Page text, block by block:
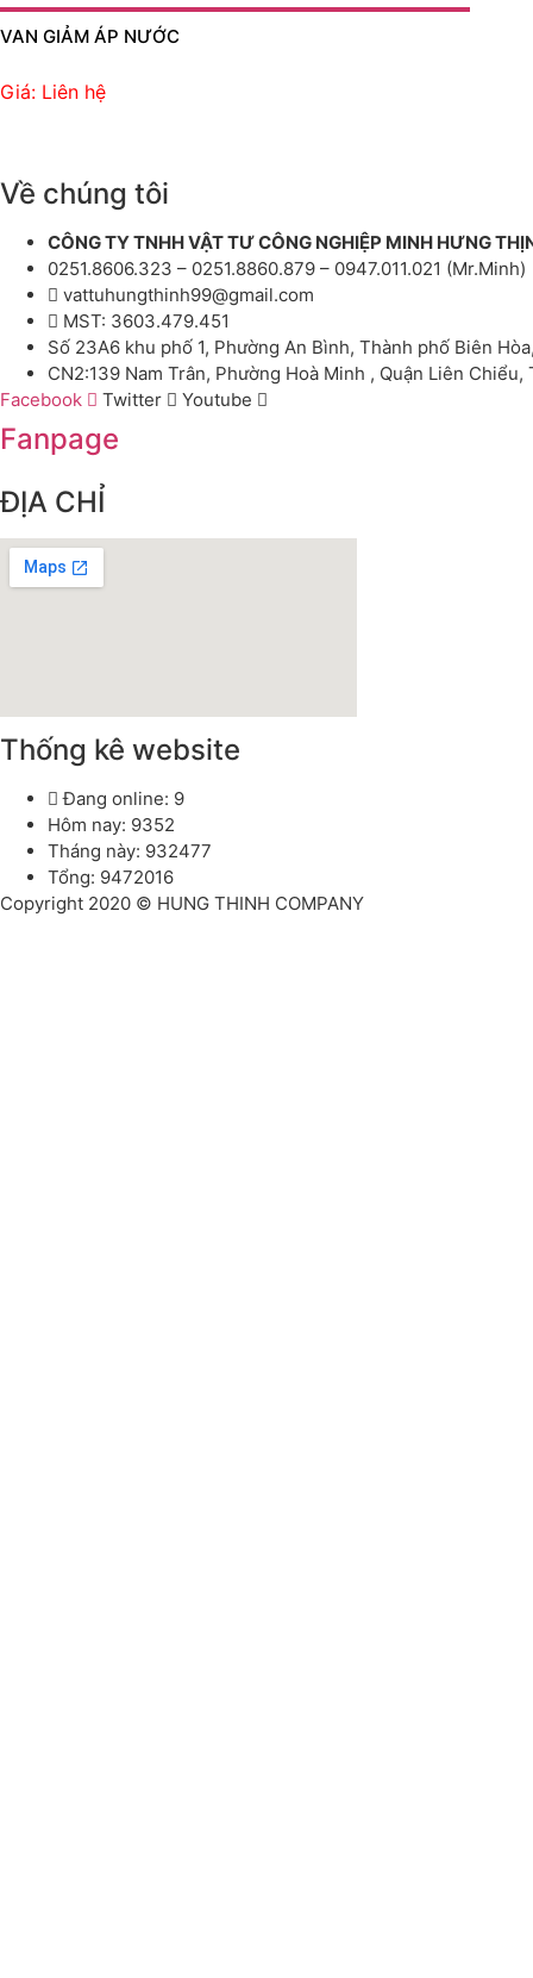
VAN GIẢM ÁP NƯỚC
Giá: Liên hệ
Về chúng tôi
CÔNG TY TNHH VẬT TƯ CÔNG NGHIỆP MINH HƯNG
0251.8606.323 – 0251.8860.879 – 0947.011.021 (Mr.Minh)
vattuhungthinh99@gmail.com
MST: 3603.479.451
Số 23A6 khu phố 1, Phường An Bình, Thành phố Biên
CN2:139 Nam Trân, Phường Hoà Minh , Quận Liên Chiểu,
Facebook
Twitter Youtube
Fanpage
ĐỊA CHỈ
Thống kê website
Đang online: 9
Hôm nay: 9352
Tháng này: 932477
Tổng: 9472016
Copyright 2020 © HUNG THINH COMPANY